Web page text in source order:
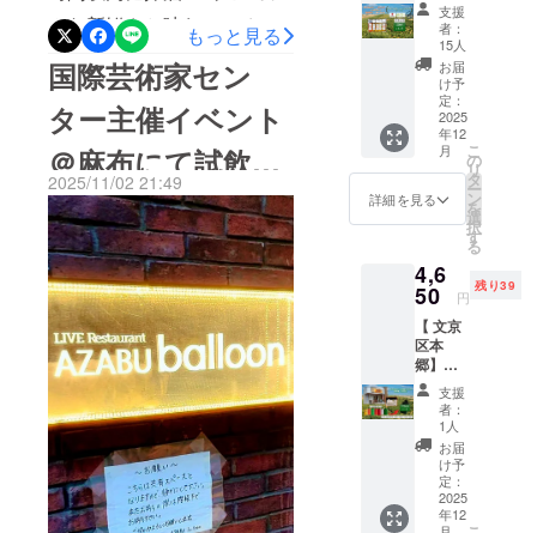
たします。
ムな新鮮さと味わい」オ
リーブオイルの品質におい
て、新鮮さは健康面でも美
味しさの面でも非常に重要
です。Gaia Olivaでは、収穫
から4時間以内にオリーブを
搾油しています。この方法
により、すべての栄養成分
と複雑な風味のニュアンス
が守られています。2. 搾油
温度: 27℃以下の低温圧搾
「オリーブオイル本来の栄
養素を保全」練り込みの工
程では、オリーブペースト
を温めるために機械に水が
もっと見る
国際芸術家セン
ター主催イベント
＠麻布にて試飲会
開催！
2025/11/02 21:49
た。
健康な食の
力を広げる
挑戦を、ぜ
ひ応援して
ください。
お時間を割
いてくださ
感謝申し上
げます。
#食 #健康
#ギフト #
フード
るとい
う使命
におい
て、信
頼でき
るパー
トナー
と共に
進める
ことは
大きな
の特典
によ
り、商
品を早
期に体
験でき
るだけ
でな
く、卸
売交渉
におい
て発言
権を持
つ機会
にする
ための
リター
ンで
す。 ご
支援い
ただい
た方に
は、私
たち夫
婦から
を特性
のメー
ルと感
謝の動
画でお
届けし
ます。
一人ひ
とりの
ご支援
が、ト
ルコと
日本を
つなぐ
バーオ
リーブ
オイル
（20ml
本）】
5種類
（タン
ジェリ
ン、オ
レン
ジ、ベ
モッ
ト、
ガー
リッ
ク、赤
唐辛
子）の
フレー
バーオ
リーブ
オイル
をお楽
しみい
ただけ
支援
者：
15人
お届
け予
定：
2025
年12
月
詳細を見る
こ
の
リ
タ
ー
ン
を
選
択
す
る
4,6
50 円
残り39
【 文京
区本
郷】テ
イス
ティン
グ（10
月13日
開催）
体験チ
ケット
（ミニ
支援
者：
1人
お届
け予
定：
2025
年12